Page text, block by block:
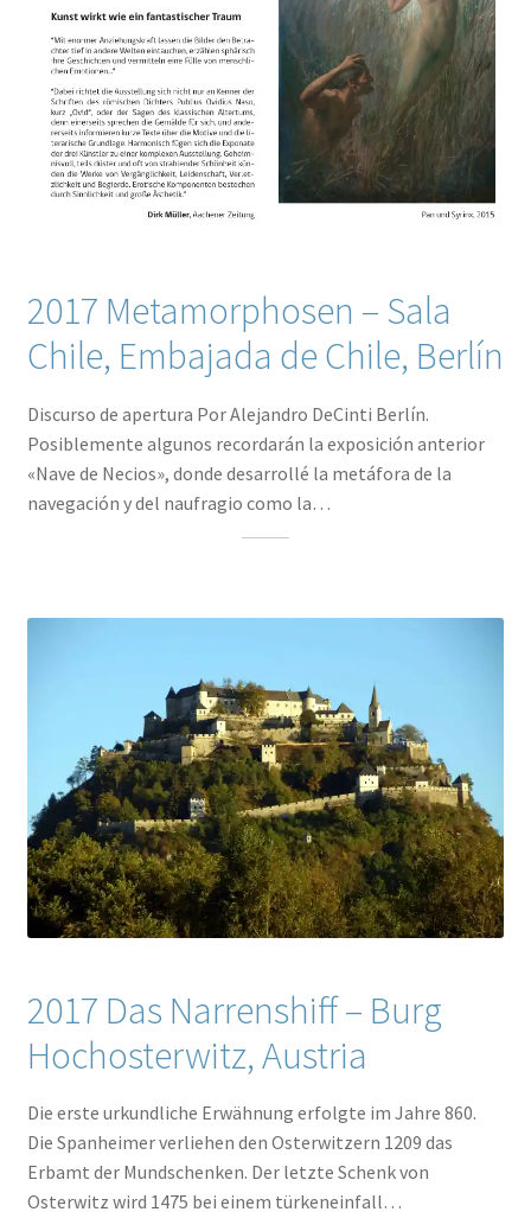
2017 Metamorphosen – Sala
Chile, Embajada de Chile, Berlín
Discurso de apertura Por Alejandro DeCinti Berlín.
Posiblemente algunos recordarán la exposición anterior
«Nave de Necios», donde desarrollé la metáfora de la
navegación y del naufragio como la…
2017 Das Narrenshiff – Burg
Hochosterwitz, Austria
Die erste urkundliche Erwähnung erfolgte im Jahre 860.
Die Spanheimer verliehen den Osterwitzern 1209 das
Erbamt der Mundschenken. Der letzte Schenk von
Osterwitz wird 1475 bei einem türkeneinfall…